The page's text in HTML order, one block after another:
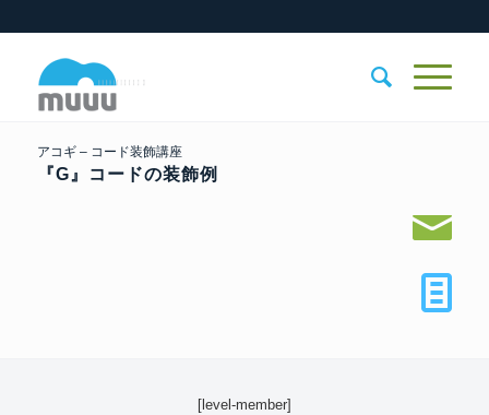
アコギ – コード装飾講座
『G』コードの装飾例
[level-member]